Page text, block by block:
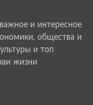
и интересное
общества и
и топ
жизни